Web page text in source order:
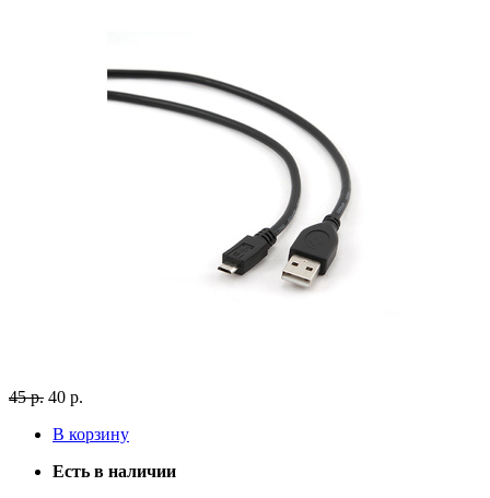
45 р. 40 р.
В корзину
Есть в наличии